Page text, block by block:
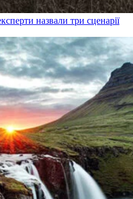
назвали три сценарії